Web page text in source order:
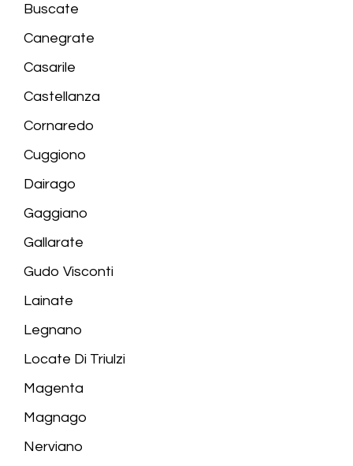
Buscate
Canegrate
Casarile
Castellanza
Cornaredo
Cuggiono
Dairago
Gaggiano
Gallarate
Gudo Visconti
Lainate
Legnano
Locate Di Triulzi
Magenta
Magnago
Nerviano